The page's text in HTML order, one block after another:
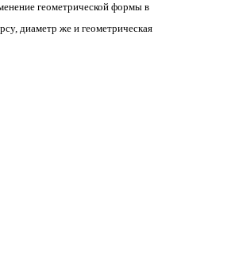
геометрической формы в
диаметр же и геометрическая